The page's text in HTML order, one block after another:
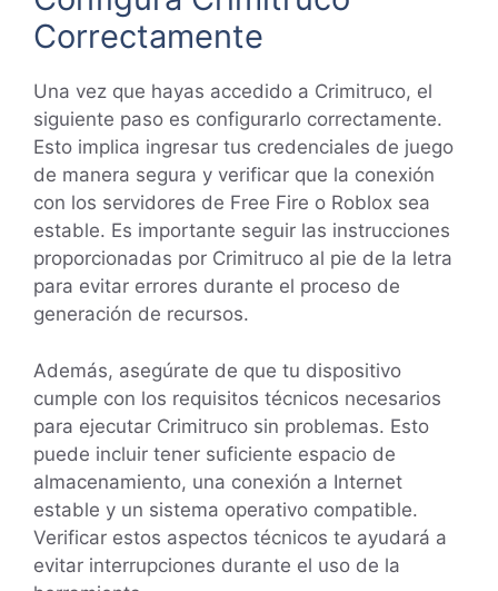
Correctamente
Una vez que hayas accedido a Crimitruco, el
siguiente paso es configurarlo correctamente.
Esto implica ingresar tus credenciales de juego
de manera segura y verificar que la conexión
con los servidores de Free Fire o Roblox sea
estable. Es importante seguir las instrucciones
proporcionadas por Crimitruco al pie de la letra
para evitar errores durante el proceso de
generación de recursos.
Además, asegúrate de que tu dispositivo
cumple con los requisitos técnicos necesarios
para ejecutar Crimitruco sin problemas. Esto
puede incluir tener suficiente espacio de
almacenamiento, una conexión a Internet
estable y un sistema operativo compatible.
Verificar estos aspectos técnicos te ayudará a
evitar interrupciones durante el uso de la